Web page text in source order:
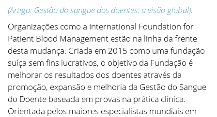
(Artigo: Gestão do sangue dos doentes: a visão global).
Organizações como a International Foundation for
Patient Blood Management estão na linha da frente
desta mudança. Criada em 2015 como uma fundação
suíça sem fins lucrativos, o objetivo da Fundação é
melhorar os resultados dos doentes através da
promoção, expansão e melhoria da Gestão do Sangue
do Doente baseada em provas na prática clínica.
Orientada pelos maiores especialistas mundiais em